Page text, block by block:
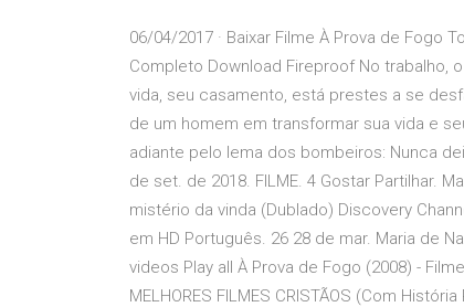
06/04/2017 · Baixar Filme À Prova de Fogo
Completo Download Fireproof No trabalho,
vida, seu casamento, está prestes a se
de um homem em transformar sua vida e
adiante pelo lema dos bombeiros: Nunca
de set. de 2018. FILME. 4 Gostar Partilhar.
mistério da vinda (Dublado) Discovery
em HD Português. 26 28 de mar. Maria de
videos Play all À Prova de Fogo (2008) -
MELHORES FILMES CRISTÃOS (Com